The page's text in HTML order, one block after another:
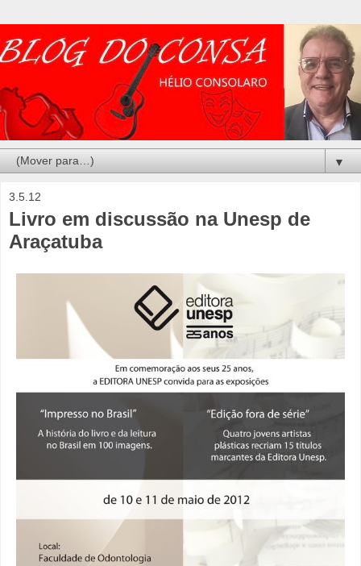
▼
3.5.12
Livro em discussão na Unesp de
Araçatuba